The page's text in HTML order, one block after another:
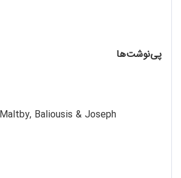
پی‌نوشت‌ها
Baliousis & Joseph